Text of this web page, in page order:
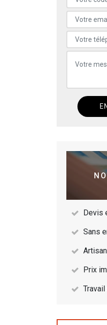
Devis
Sans
Prix